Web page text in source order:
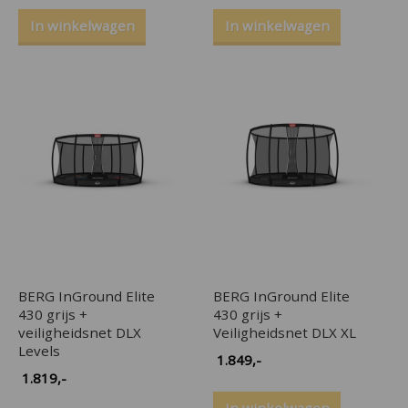
In winkelwagen In winkelwagen
BERG InGround Elite
430 grijs +
veiligheidsnet DLX
Levels
1.819,-
BERG InGround Elite
430 grijs +
Veiligheidsnet DLX XL
1.849,-